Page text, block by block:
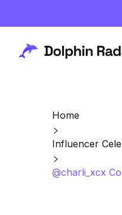
Home
Influencer
@charli_xcx